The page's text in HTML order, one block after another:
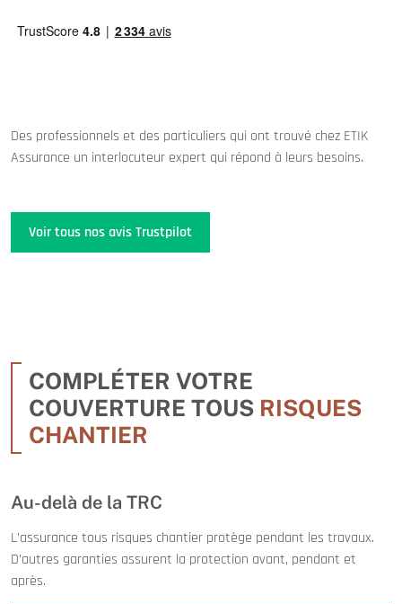
Des professionnels et des particuliers qui ont trouvé chez ETIK
Assurance un interlocuteur expert qui répond à leurs besoins.
Voir tous nos avis Trustpilot
COMPLÉTER VOTRE
COUVERTURE TOUS RISQUES
CHANTIER
Au-delà de la TRC
L’assurance tous risques chantier protège pendant les travaux.
D’autres garanties assurent la protection avant, pendant et
après.